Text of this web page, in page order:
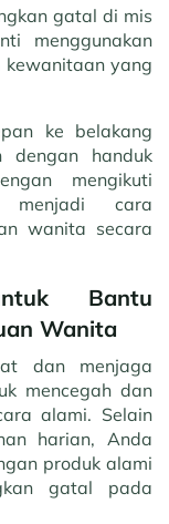
gatal di mis
menggunakan
kewanitaan yang
ke belakang
dengan handuk
mengikuti
cara
wanita secara
Bantu
Wanita
dan menjaga
mencegah dan
alami. Selain
harian, Anda
produk alami
gatal pada